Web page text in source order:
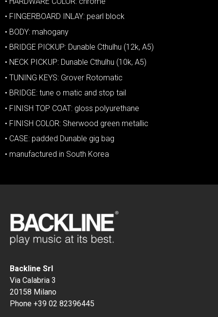
• FINGERBOARD INLAY: pearl block
• BODY: mahogany
• BRIDGE PICKUP: Dunable Cthulhu (12k, A5)
• NECK PICKUP: Dunable Cthulhu (10k, A5)
• TUNING KEYS: Grover Rotomatic
• BRIDGE: tune o matic and stop tail
• FINISH TOP COAT: gloss polyurethane
• FINISH COLOR: Sherwood green metallic
• CASE: padded Dunable gig bag
• manufactured in South Korea
Backline Srl
Via Calabria 3
20158 Milano
Phone +39 02 82396445